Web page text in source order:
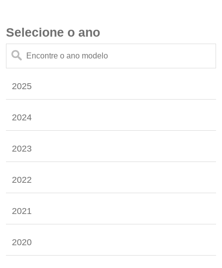
Selecione o ano
2025
2024
2023
2022
2021
2020